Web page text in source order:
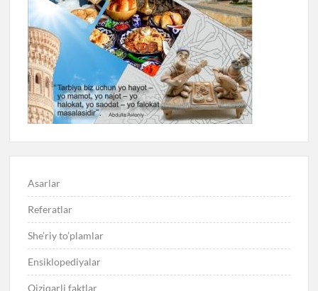
Asarlar
Referatlar
She’riy to’plamlar
Ensiklopediyalar
Qiziqarli faktlar